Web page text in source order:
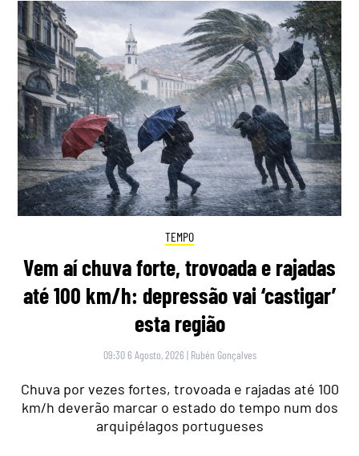
TEMPO
Vem aí chuva forte, trovoada e rajadas
até 100 km/h: depressão vai ‘castigar’
esta região
09:30 6 Agosto, 2026 | Rubén Gonçalves
Chuva por vezes fortes, trovoada e rajadas até 100
km/h deverão marcar o estado do tempo num dos
arquipélagos portugueses